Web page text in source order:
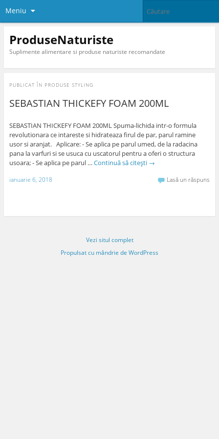
Meniu
ProduseNaturiste
Suplimente alimentare si produse naturiste recomandate
PUBLICAT ÎN PRODUSE STYLING
SEBASTIAN THICKEFY FOAM 200ML
SEBASTIAN THICKEFY FOAM 200ML Spuma-lichida intr-o formula
revolutionara ce intareste si hidrateaza firul de par, parul ramine
usor si aranjat. Aplicare: - Se aplica pe parul umed, de la radacina
pana la varfuri si se usuca cu uscatorul pentru a oferi o structura
usoara; - Se aplica pe parul … Continuă să citești →
ianuarie 6, 2018 Lasă un răspuns
Vezi situl complet
Propulsat cu mândrie de WordPress